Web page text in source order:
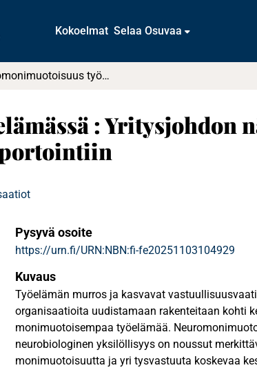
Kokoelmat Selaa Osuvaa
Neuromonimuotoisuus työelämässä : Yritysjohdon näkemykset ja integrointi vastuullisuusraportointiin
: Yritysjohdon
Pysyvä osoite
https://urn.fi/URN:NBN:fi-fe20251103104929
Kuvaus
Työelämän murros ja kasvavat
organisaatioita uudistamaan rakenteitaan kohti
monimuotoisempaa työelämää.
neurobiologinen yksilöllisyys on noussut
monimuotoisuutta ja yri tysvastuuta koskevaa